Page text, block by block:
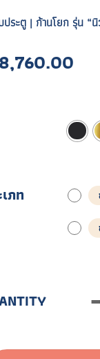
ประตู | ก้านโยก รุ่น “
8,760.00
ภท
น